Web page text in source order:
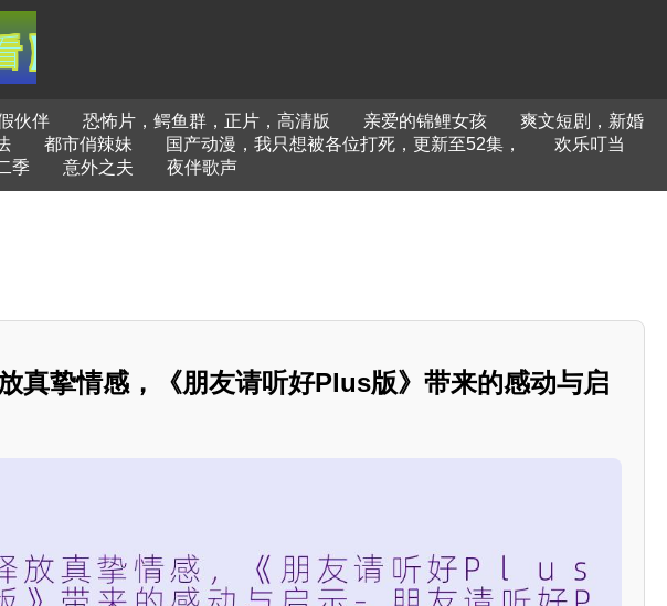
伙伴 恐怖片，鳄鱼群，正片，高清版 亲爱的锦鲤女孩
爽文短剧，新婚
都市俏辣妹 国产动漫，我只想被各位打死，更新至52集，
欢乐叮当
季 意外之夫 夜伴歌声
真挚情感，《朋友请听好Plus版》带来的感动与启